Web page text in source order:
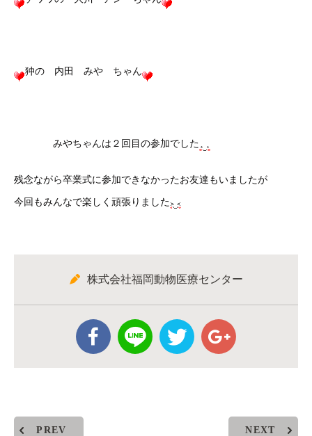
狆の 内田 みや ちゃん
みやちゃんは２回目の参加でした
残念ながら卒業式に参加できなかったお友達もいましたが
今回もみんなで楽しく頑張りました
株式会社福岡動物医療センター
PREV NEXT